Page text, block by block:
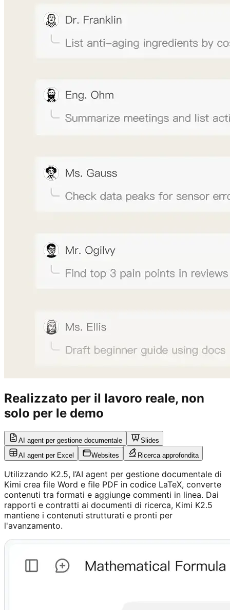
Realizzato per il lavoro reale, non
solo per le demo
AI agent per gestione documentale
Slides
AI agent per Excel
Websites Ricerca approfondita
Utilizzando K2.5, l’AI agent per gestione documentale di
Kimi crea file Word e file PDF in codice LaTeX, converte
contenuti tra formati e aggiunge commenti in linea. Dai
rapporti e contratti ai documenti di ricerca, Kimi K2.5
mantiene i contenuti strutturati e pronti per
l'avanzamento.